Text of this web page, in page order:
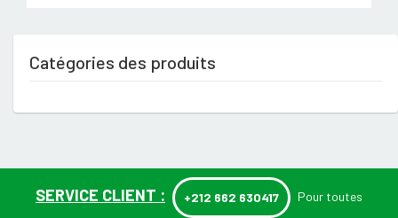
Catégories des produits
SERVICE CLIENT : +212 662 630417 Pour toutes